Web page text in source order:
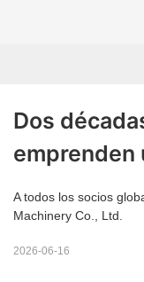
Dos
emprenden
A todos los socios
Machinery Co., Ltd.
2026-06-16